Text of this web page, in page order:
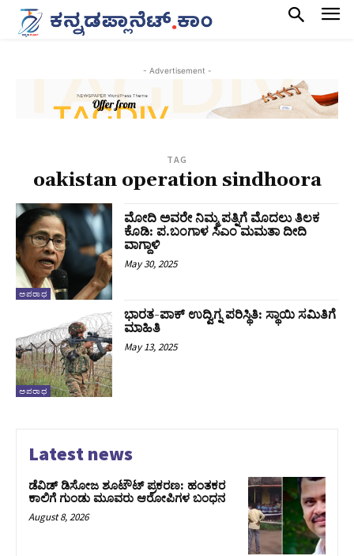
- Advertisement -
TAG
oakistan operation sindhoora
ಅಪರಾಧ
ಮೋದಿ ಅವರೇ ನಿಮ್ಮ ಪತ್ನಿಗೆ ಮೊದಲು ತಿಲಕ
ಕೊಡಿ: ಪ.ಬಂಗಾಳ ಸಿಎಂ ಮಮತಾ ದೀದಿ
ವಾಗ್ದಾಳಿ
May 30, 2025
ಅಪರಾಧ
ಭಾರತ-ಪಾಕ್‌ ಉದ್ವಿಗ್ನ ಪರಿಸ್ಥಿತಿ: ಸ್ಥಾಯಿ ಸಮಿತಿಗೆ
ಮಾಹಿತಿ
May 13, 2025
Latest news
ಡೆವಿಡ್ ಡಿಸೋಜ ಶೂಟೌಟ್ ಪ್ರಕರಣ: ಹಂತಕರ
ಕಾಲಿಗೆ ಗುಂಡು ಮೂವರು ಆರೋಪಿಗಳ ಬಂಧನ
August 8, 2026